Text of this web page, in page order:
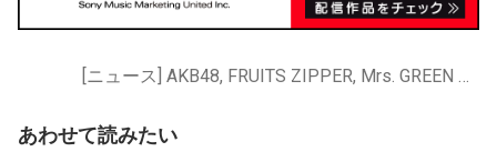
[ニュース] AKB48, FRUITS ZIPPER, Mrs. GREEN APPLE, SUPER BEAVER, 乃木坂46
あわせて読みたい